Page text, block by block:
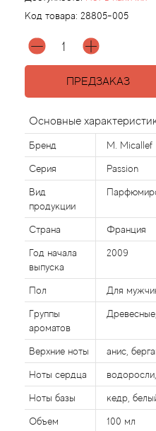
Код товара: 28805-005
ПРЕДЗАКАЗ
Основные
Бренд M. Micallef
Серия Passion
Вид
продукции
Страна Франция
Год начала
выпуска
2009
Пол Для
Группы
ароматов
Верхние ноты анис,
Ноты сердца
Ноты базы кедр,
Объем 100 мл
Agonist
Aigner
Ajmal
Al Haramain
Al Jazeera
Alaia Paris
Alexander McQueen
Alexandre Barthet
Alexandre J
Alfred Dunhill
Alyson Oldoini